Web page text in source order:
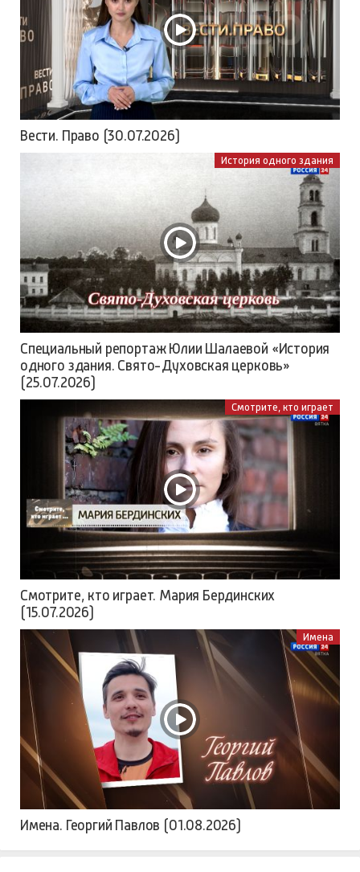
Вести. Право (30.07.2026)
История одного здания
Специальный репортаж Юлии Шалаевой «История
одного здания. Свято-Духовская церковь»
(25.07.2026)
Смотрите, кто играет
Смотрите, кто играет. Мария Бердинских
(15.07.2026)
Имена
Имена. Георгий Павлов (01.08.2026)